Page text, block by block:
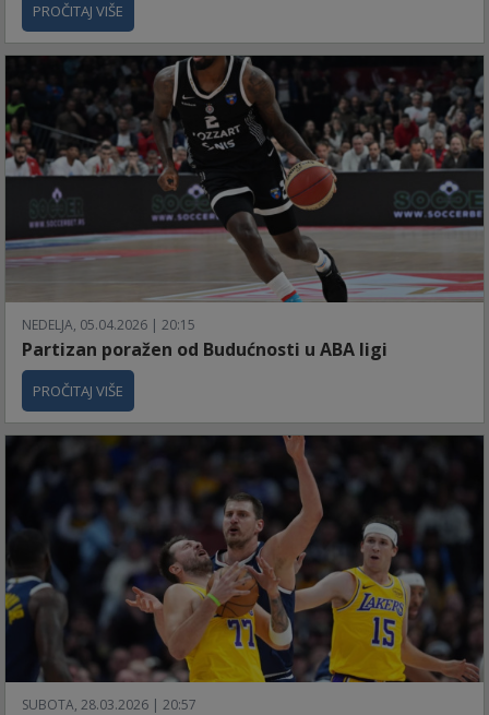
PROČITAJ VIŠE
NEDELJA, 05.04.2026 | 20:15
Partizan poražen od Budućnosti u ABA ligi
PROČITAJ VIŠE
SUBOTA, 28.03.2026 | 20:57